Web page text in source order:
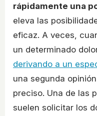
rápidamente una
eleva las
eficaz. A veces,
un determinado
derivando a un
una segunda
preciso. Una de las
suelen solicitar los